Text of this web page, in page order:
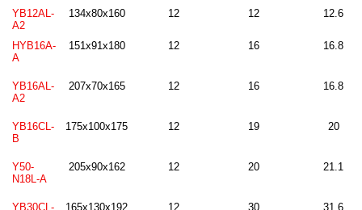
YB12AL-
A2
134x80x160 12 12 12.6
HYB16A-
A
151x91x180 12 16 16.8
YB16AL-
A2
207x70x165 12 16 16.8
YB16CL-
B
175x100x175 12 19 20
Y50-
N18L-A
205x90x162 12 20 21.1
YB30CL-
165x130x192 12 30 31.6